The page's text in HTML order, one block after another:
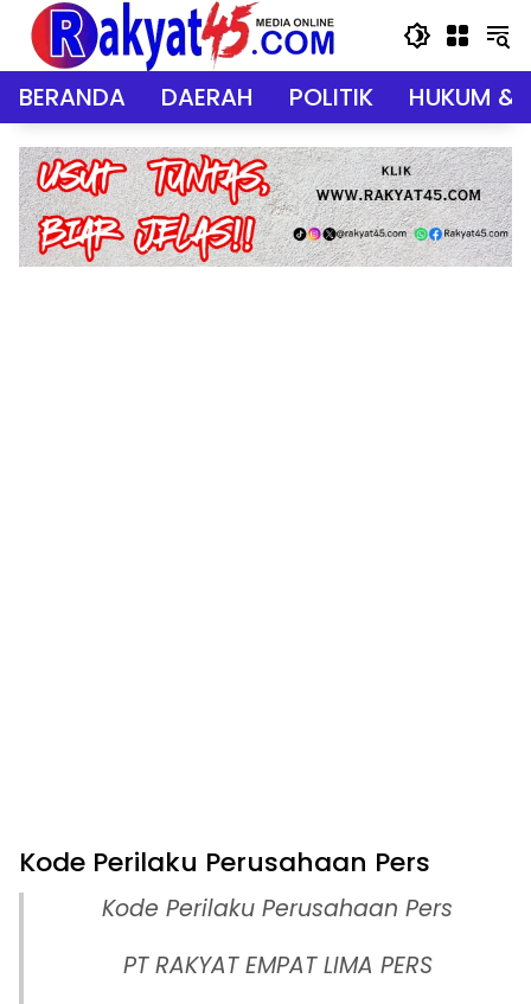
Langsung
konten
BERANDA DAERAH POLITIK HUKUM &
Kode Perilaku Perusahaan Pers
Kode Perilaku Perusahaan Pers
PT RAKYAT EMPAT LIMA PERS